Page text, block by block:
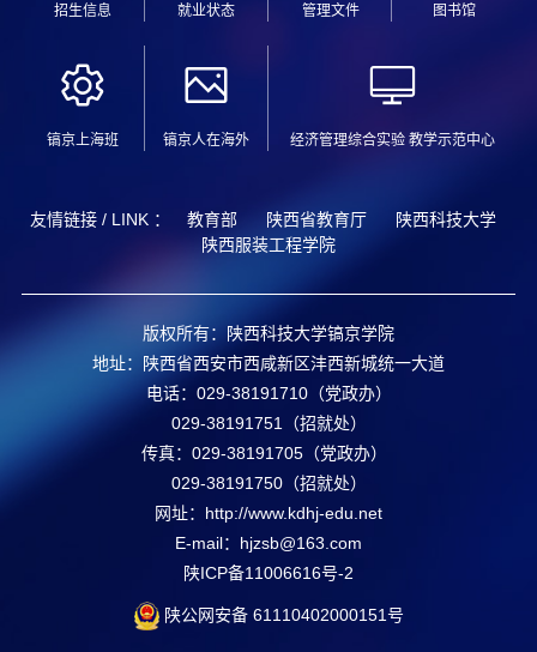
招生信息 就业状态 管理文件 图书馆
镐京上海班 镐京人在海外 经济管理综合实验 教学示范中心
友情链接 / LINK ： 教育部 陕西省教育厅
陕西科技大学
陕西服装工程学院
版权所有：陕西科技大学镐京学院
地址：陕西省西安市西咸新区沣西新城统一大道
电话：029-38191710（党政办）
029-38191751（招就处）
传真：029-38191705（党政办）
029-38191750（招就处）
网址：http://www.kdhj-edu.net
E-mail：hjzsb@163.com
陕ICP备11006616号-2
陕公网安备61110402000151号